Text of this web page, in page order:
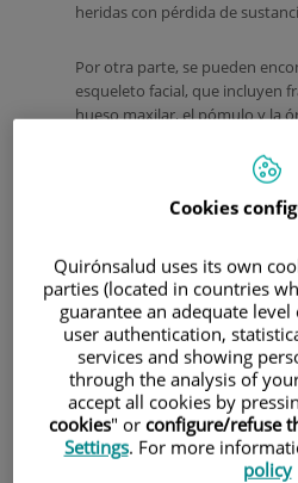
heridas con pérdida de
Por otra parte, se pueden
esqueleto facial, que incluyen
hueso maxilar, el pómulo y la
Cookies
Quirónsalud uses its own
parties (located in countries
guarantee an adequate
user authentication,
services and showing
through the analysis of
accept all cookies by
cookies" or configure/refuse
Settings. For more
policy